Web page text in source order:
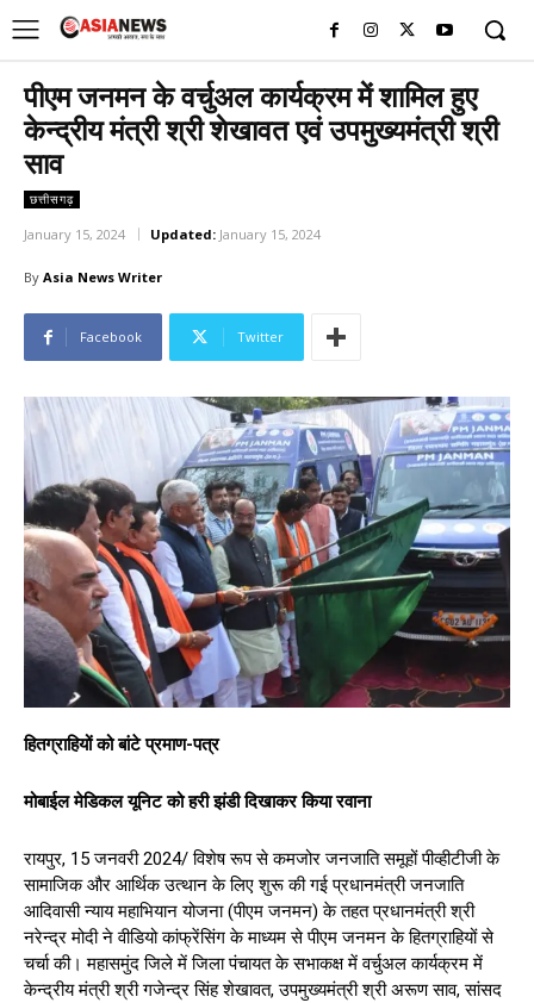
पीएम जनमन के वर्चुअल कार्यक्रम में शामिल हुए
केन्द्रीय मंत्री श्री शेखावत एवं उपमुख्यमंत्री श्री
साव
छत्तीसगढ़
January 15, 2024 Updated: January 15, 2024
By Asia News Writer
Facebook Twitter
हितग्राहियों को बांटे प्रमाण-पत्र
मोबाईल मेडिकल यूनिट को हरी झंडी दिखाकर किया रवाना
रायपुर, 15 जनवरी 2024/ विशेष रूप से कमजोर जनजाति समूहों पीव्हीटीजी के
सामाजिक और आर्थिक उत्थान के लिए शुरू की गई प्रधानमंत्री जनजाति
आदिवासी न्याय महाभियान योजना (पीएम जनमन) के तहत प्रधानमंत्री श्री
नरेन्द्र मोदी ने वीडियो कांफ्रेंसिंग के माध्यम से पीएम जनमन के हितग्राहियों से
चर्चा की। महासमुंद जिले में जिला पंचायत के सभाकक्ष में वर्चुअल कार्यक्रम में
केन्द्रीय मंत्री श्री गजेन्द्र सिंह शेखावत, उपमुख्यमंत्री श्री अरूण साव, सांसद